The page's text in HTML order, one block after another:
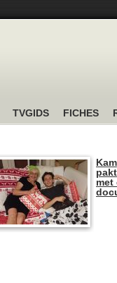
TVGIDS FICHES
met